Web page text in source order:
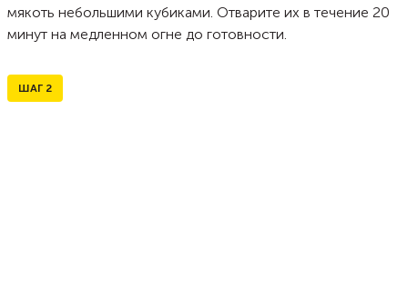
мякоть небольшими кубиками. Отварите их в течение 20
минут на медленном огне до готовности.
ШАГ 2